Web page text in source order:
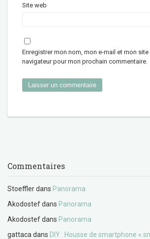
Site web
Enregistrer mon nom, mon e-mail et mon
navigateur pour mon prochain commentaire.
Commentaires
Stoefflerdans Panorama
Akodostefdans Panorama
Akodostefdans Panorama
gattaca dans DIY : Housse de smartphone «